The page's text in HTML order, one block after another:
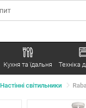
Кухня та їдальня Техніка
Настінні світильники